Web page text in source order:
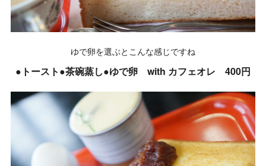
ゆで卵を選ぶとこんな感じですね
●トースト●茶碗蒸し●ゆで卵 with カフェオレ 400円